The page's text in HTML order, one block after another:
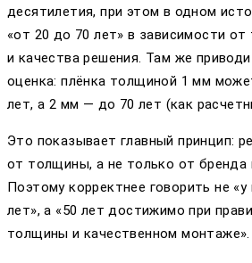
десятилетия, при этом в одном
«от 20 до 70 лет» в зависимости
и качества решения. Там же
оценка: плёнка толщиной 1 мм
лет, а 2 мм — до 70 лет (как
Это показывает главный принцип:
от толщины, а не только от бренда
Поэтому корректнее говорить не
лет», а «50 лет достижимо при
толщины и качественном монтаже».